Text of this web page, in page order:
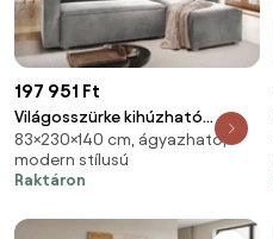
197 951 Ft
Világosszürke kihúzható
sarokkanapé CAVELO,
kétoldalas
83×230×140 cm, ágyazható,
modern stílusú
Raktáron